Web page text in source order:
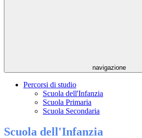
navigazione
Percorsi di studio
Scuola dell'Infanzia
Scuola Primaria
Scuola Secondaria
Scuola dell'Infanzia